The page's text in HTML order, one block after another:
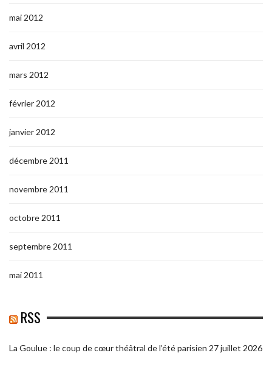
mai 2012
avril 2012
mars 2012
février 2012
janvier 2012
décembre 2011
novembre 2011
octobre 2011
septembre 2011
mai 2011
RSS
La Goulue : le coup de cœur théâtral de l’été parisien 27 juillet 2026